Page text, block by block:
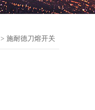
> 施耐德刀熔开关